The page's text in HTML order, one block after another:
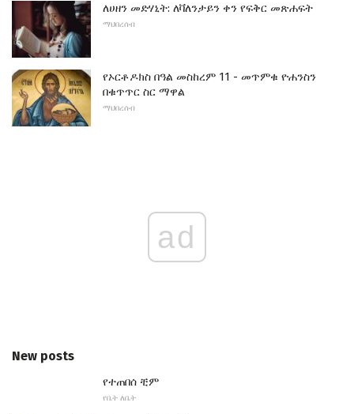
ለሀዘን መድሃኒት: ለቫለንታይን ቀን የፍቅር መጽሐፍት
ማህበረሰብ
የኦርቶዶክስ በዓል መስከረም 11 - መጥምቁ ዮሐንስን
በቁጥጥር ስር ማዋል
ማህበረሰብ
ad
New posts
የተጠበሰ ቺም
የቤት ለቤት